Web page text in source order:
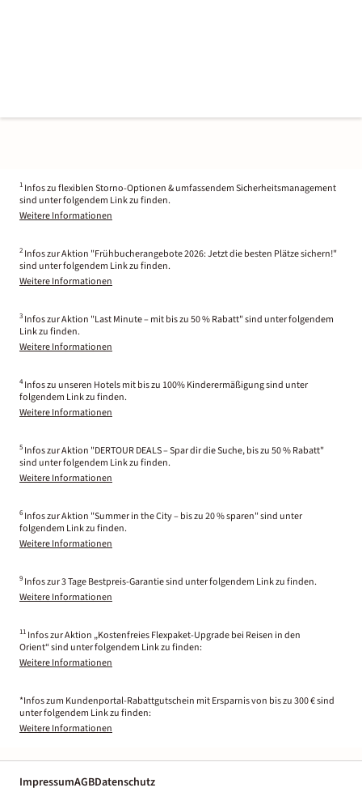
1 Infos zu flexiblen Storno-Optionen & umfassendem Sicherheitsmanagement
sind unter folgendem Link zu finden.
Weitere Informationen
2 Infos zur Aktion "Frühbucherangebote 2026: Jetzt die besten Plätze sichern!"
sind unter folgendem Link zu finden.
Weitere Informationen
3 Infos zur Aktion "Last Minute – mit bis zu 50 % Rabatt" sind unter folgendem
Link zu finden.
Weitere Informationen
4 Infos zu unseren Hotels mit bis zu 100% Kinderermäßigung sind unter
folgendem Link zu finden.
Weitere Informationen
5 Infos zur Aktion "DERTOUR DEALS – Spar dir die Suche, bis zu 50 % Rabatt"
sind unter folgendem Link zu finden.
Weitere Informationen
6 Infos zur Aktion "Summer in the City – bis zu 20 % sparen" sind unter
folgendem Link zu finden.
Weitere Informationen
9 Infos zur 3 Tage Bestpreis-Garantie sind unter folgendem Link zu finden.
Weitere Informationen
11 Infos zur Aktion „Kostenfreies Flexpaket-Upgrade bei Reisen in den
Orient“ sind unter folgendem Link zu finden:
Weitere Informationen
*Infos zum Kundenportal-Rabattgutschein mit Ersparnis von bis zu 300 € sind
unter folgendem Link zu finden:
Weitere Informationen
ImpressumAGBDatenschutz